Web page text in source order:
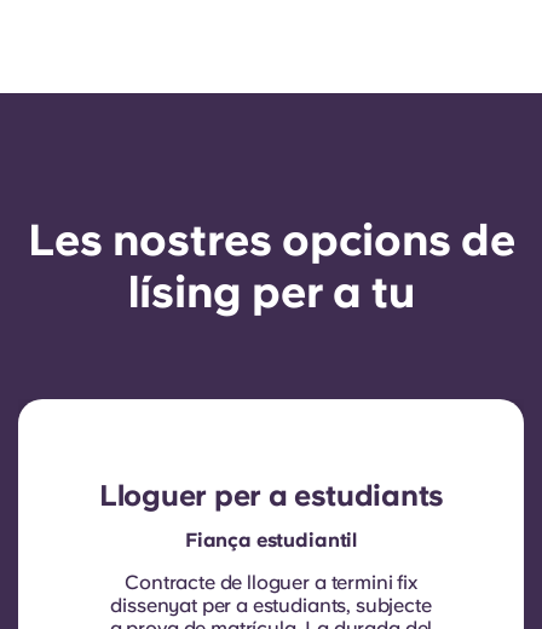
Les nostres opcions de
lísing per a tu
Lloguer per a estudiants
Fiança estudiantil
Contracte de lloguer a termini fix
dissenyat per a estudiants, subjecte